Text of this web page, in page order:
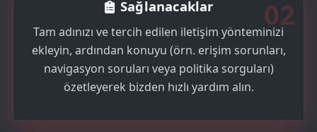
02
Sağlanacaklar
Tam adınızı ve tercih edilen iletişim yönteminizi
ekleyin, ardından konuyu (örn. erişim sorunları,
navigasyon soruları veya politika sorguları)
özetleyerek bizden hızlı yardım alın.